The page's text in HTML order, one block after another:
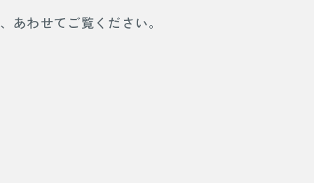
わせてご覧ください。